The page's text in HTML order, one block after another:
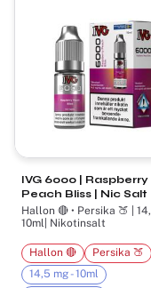
IVG 6000 | Raspberry
Peach Bliss | Nic Salt
Hallon 🔴 • Persika 🍑 | 14,5 mg -
10ml| Nikotinsalt
Hallon 🔴
Persika 🍑
14,5 mg - 10ml